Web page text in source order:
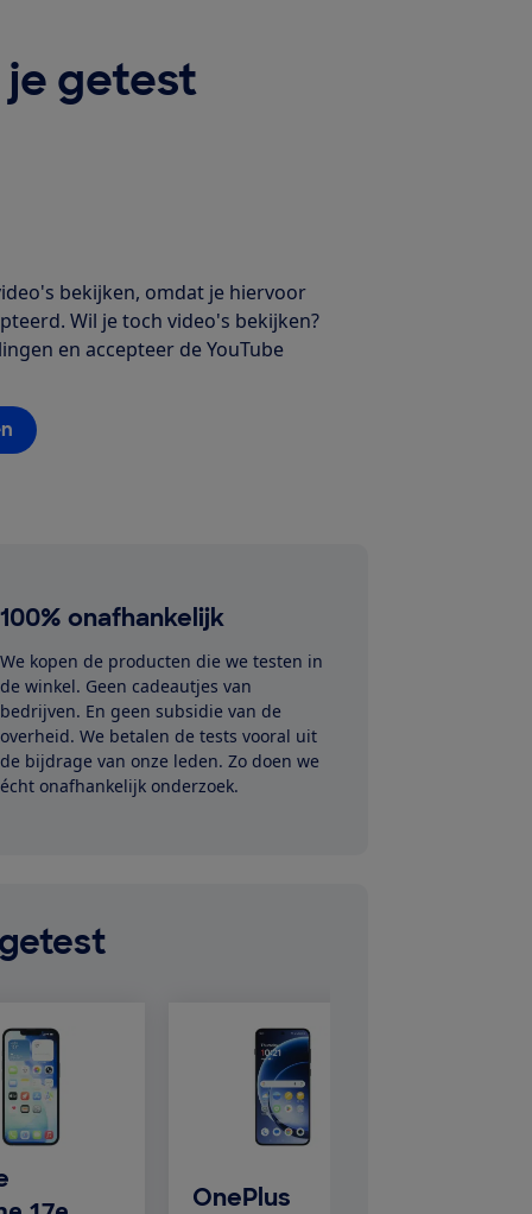
je getest
bekijken, omdat je hiervoor
Wil je toch video's bekijken?
en accepteer de YouTube
100% onafhankelijk
We kopen de producten die we testen in
de winkel. Geen cadeautjes van
bedrijven. En geen subsidie van de
overheid. We betalen de tests vooral uit
de bijdrage van onze leden. Zo doen we
écht onafhankelijk onderzoek.
OnePlus